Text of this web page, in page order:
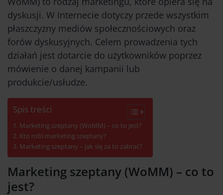
dyskusji. W Internecie dotyczy przede wszystkim
płaszczyzny mediów społecznościowych oraz
forów dyskusyjnych. Celem prowadzenia tych
działań jest dotarcie do użytkowników poprzez
mówienie o danej kampanii lub
produkcie/usłudze.
Spis treści
Marketing szeptany (WoMM) – co to jest?
Kto robi marketing szeptany?
Marketing szeptany – jak się za to zabrać?
Marketing szeptany (WoMM) – co to
jest?